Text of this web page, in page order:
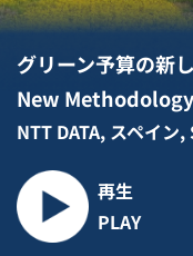
グリーン予算の新
New
NTT DATA, スペイン
再生
PLAY